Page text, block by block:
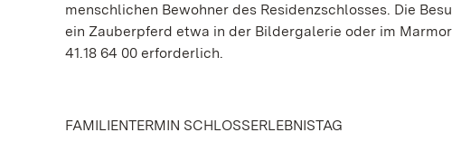
menschlichen Bewohner des Residenzschlosses. Die
ein Zauberpferd etwa in der Bildergalerie oder im
41.18 64 00 erforderlich.
FAMILIENTERMIN SCHLOSSERLEBNISTAG